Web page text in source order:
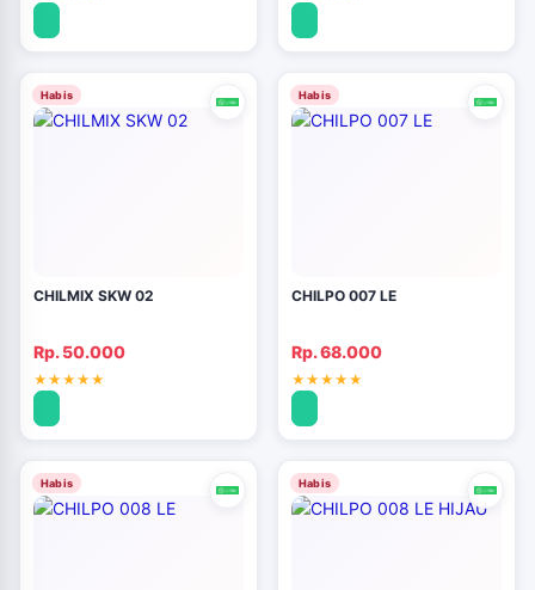
Habis
CHILMIX SKW 02
Rp. 50.000
Habis
CHILPO 007 LE
Rp. 68.000
Habis Habis